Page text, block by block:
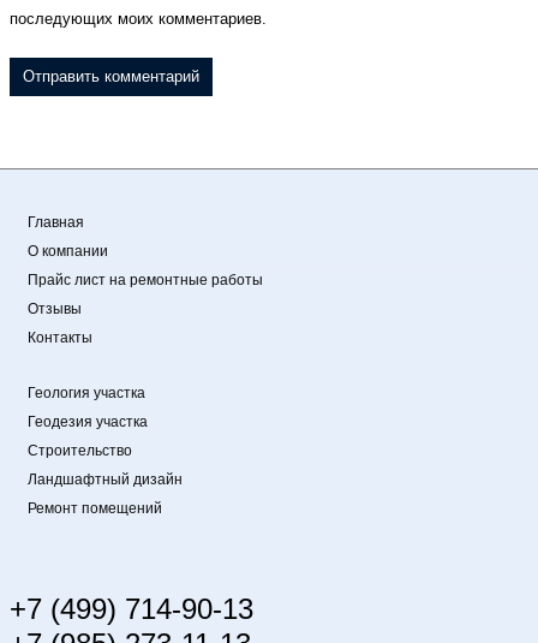
последующих моих комментариев.
Главная
О компании
Прайс лист на ремонтные работы
Отзывы
Контакты
Геология участка
Геодезия участка
Строительство
Ландшафтный дизайн
Ремонт помещений
+7 (499) 714-90-13